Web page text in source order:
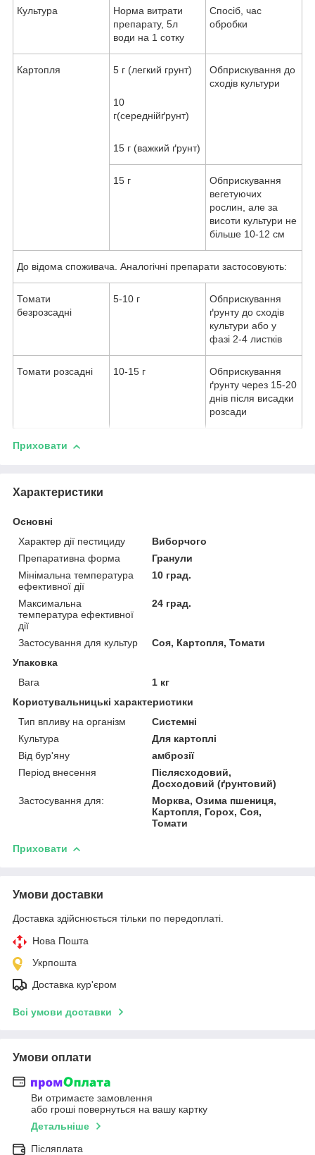
Культура
Норма витрати
препарату, 5л
води на 1 сотку
Спосіб, час
обробки
Картопля 5 г (легкий грунт)
10
г(середнійґрунт)
15 г (важкий ґрунт)
Обприскування до
сходів культури
15 г
Обприскування
вегетуючих
рослин, але за
висоти культури не
більше 10-12 см
До відома споживача. Аналогічні препарати застосовують:
Томати
безрозсадні
5-10 г
Обприскування
ґрунту до сходів
культури або у
фазі 2-4 листків
Томати розсадні 10-15 г
Обприскування
ґрунту через 15-20
днів після висадки
розсади
Приховати
Характеристики
Основні
Характер дії пестициду
Виборчого
Препаративна форма
Гранули
Мінімальна температура
ефективної дії
10 град.
Максимальна
температура ефективної
дії
24 град.
Застосування для культур
Соя, Картопля, Томати
Упаковка
Вага
1 кг
Користувальницькі характеристики
Тип впливу на організм
Системні
Культура
Для картоплі
Від бур'яну
амброзії
Період внесення
Післясходовий,
Досходовий (ґрунтовий)
Застосування для:
Морква, Озима пшениця,
Картопля, Горох, Соя,
Томати
Приховати
Умови доставки
Доставка здійснюється тільки по передоплаті.
Нова Пошта
Укрпошта
Доставка кур'єром
Всі умови доставки
Умови оплати
Ви отримаєте замовлення
або гроші повернуться на вашу картку
Детальніше
Післяплата